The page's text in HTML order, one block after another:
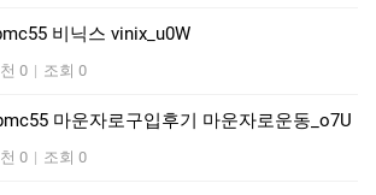
비닉스 vinix_u0W
0 | 조회 0
마운자로구입후기 마운자로운동_o7U
0 | 조회 0